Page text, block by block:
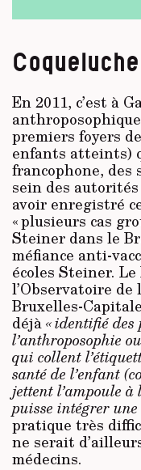
En 2011, c’est à
premiers foyers
enfants atteints)
francophone, des
sein des
avoir enregistré
« plusieurs cas
Steiner dans le
méfiance anti-
écoles Steiner.
l’Observatoire de
Bruxelles-
déjà« identifié des
l’anthroposophie
qui collent
santé de l’enfant
jettent l’ampoule
puisse intégrer une
pratique très
ne serait
médecins.